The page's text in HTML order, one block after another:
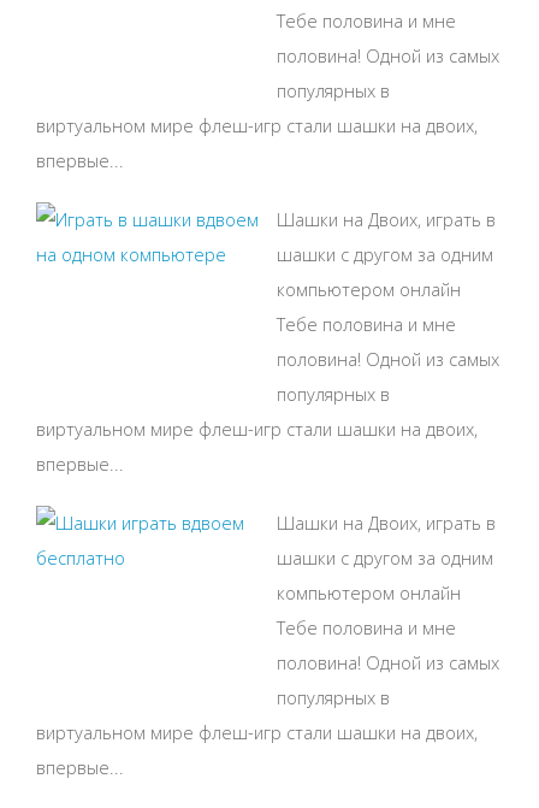
Тебе половина и мне
половина! Одной из самых
популярных в
виртуальном мире флеш-игр стали шашки на двоих,
впервые...
Шашки на Двоих, играть в
шашки с другом за одним
компьютером онлайн
Тебе половина и мне
половина! Одной из самых
популярных в
виртуальном мире флеш-игр стали шашки на двоих,
впервые...
Шашки на Двоих, играть в
шашки с другом за одним
компьютером онлайн
Тебе половина и мне
половина! Одной из самых
популярных в
виртуальном мире флеш-игр стали шашки на двоих,
впервые...